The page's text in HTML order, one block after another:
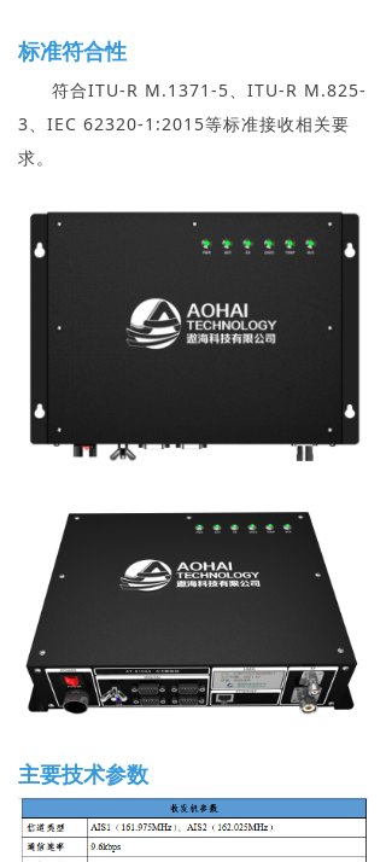
标准符合性
符合ITU-R M.1371-5、ITU-R M.825-
3、IEC 62320-1:2015等标准接收相关要
求。
主要技术参数